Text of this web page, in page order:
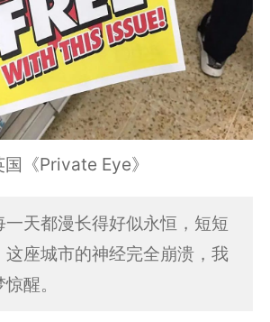
国《Private Eye》
一天都漫长得好似永恒，短短
这座城市的神经完全崩溃，我
醒。